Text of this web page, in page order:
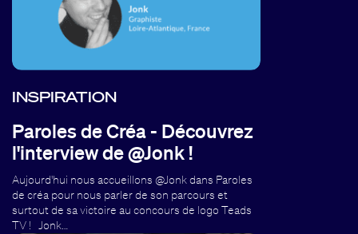
INSPIRATION
Paroles de Créa - Découvrez
l'interview de @Jonk !
Aujourd'hui nous accueillons @Jonk dans Paroles
de créa pour nous parler de son parcours et
surtout de sa victoire au concours de logo Teads
TV ! Jonk…